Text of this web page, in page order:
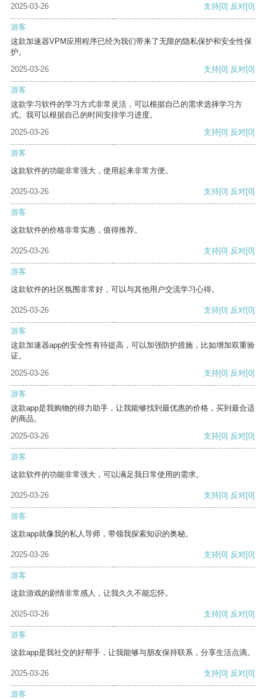
2025-03-26
支持[0] 反对[0]
游客
这款加速器VPM应用程序已经为我们带来了无限的隐私保护和安全性保
护。
2025-03-26
支持[0] 反对[0]
游客
这款学习软件的学习方式非常灵活，可以根据自己的需求选择学习方
式。我可以根据自己的时间安排学习进度。
2025-03-26
支持[0] 反对[0]
游客
这款软件的功能非常强大，使用起来非常方便。
2025-03-26 支持[0] 反对[0]
游客
这款软件的价格非常实惠，值得推荐。
2025-03-26 支持[0] 反对[0]
游客
这款软件的社区氛围非常好，可以与其他用户交流学习心得。
2025-03-26 支持[0] 反对[0]
游客
这款加速器app的安全性有待提高，可以加强防护措施，比如增加双重验
证。
2025-03-26
支持[0] 反对[0]
游客
这款app是我购物的得力助手，让我能够找到最优惠的价格，买到最合适
的商品。
2025-03-26
支持[0] 反对[0]
游客
这款软件的功能非常强大，可以满足我日常使用的需求。
2025-03-26 支持[0] 反对[0]
游客
这款app就像我的私人导师，带领我探索知识的奥秘。
2025-03-26 支持[0] 反对[0]
游客
这款游戏的剧情非常感人，让我久久不能忘怀。
2025-03-26 支持[0] 反对[0]
游客
这款app是我社交的好帮手，让我能够与朋友保持联系，分享生活点滴。
2025-03-26 支持[0] 反对[0]
游客